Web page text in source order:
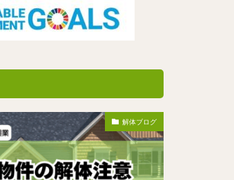
解体ブログ